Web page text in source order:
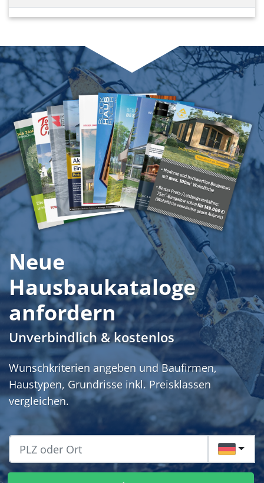
Neue
Hausbaukataloge
anfordern
Unverbindlich & kostenlos
Wunschkriterien angeben und Baufirmen,
Haustypen, Grundrisse inkl. Preisklassen
vergleichen.
DE